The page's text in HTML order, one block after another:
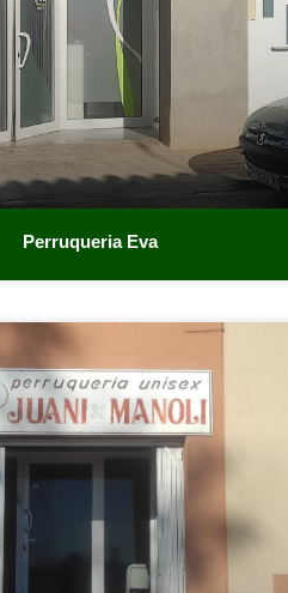
Perruqueria Eva